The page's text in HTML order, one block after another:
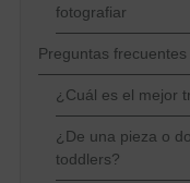
fotografiar
Preguntas
¿Cuál es el mejor
¿De una pieza o
toddlers?